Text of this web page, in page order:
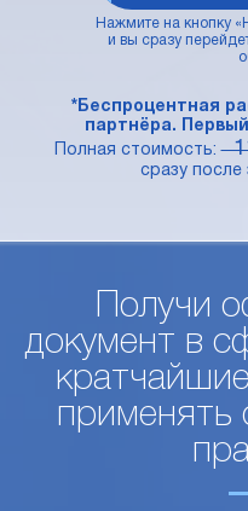
Нажмите на кнопку
и вы сразу
*Беспроцентная
партнёра.
Полная стоимость:
сразу после
Получи
документ в
применять